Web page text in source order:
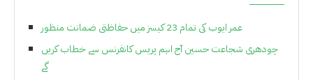
عمر ایوب کی تمام 23 کیسز میں حفاظتی ضمانت منظور
چودھری شجاعت حسین آج اہم پریس کانفرنس سے خطاب کریں
گے